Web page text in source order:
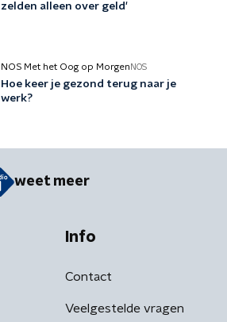
zelden alleen over geld'
NOS Met het Oog op Morgen NOS
Hoe keer je gezond terug naar je
werk?
weet meer
Info
Contact
Veelgestelde vragen